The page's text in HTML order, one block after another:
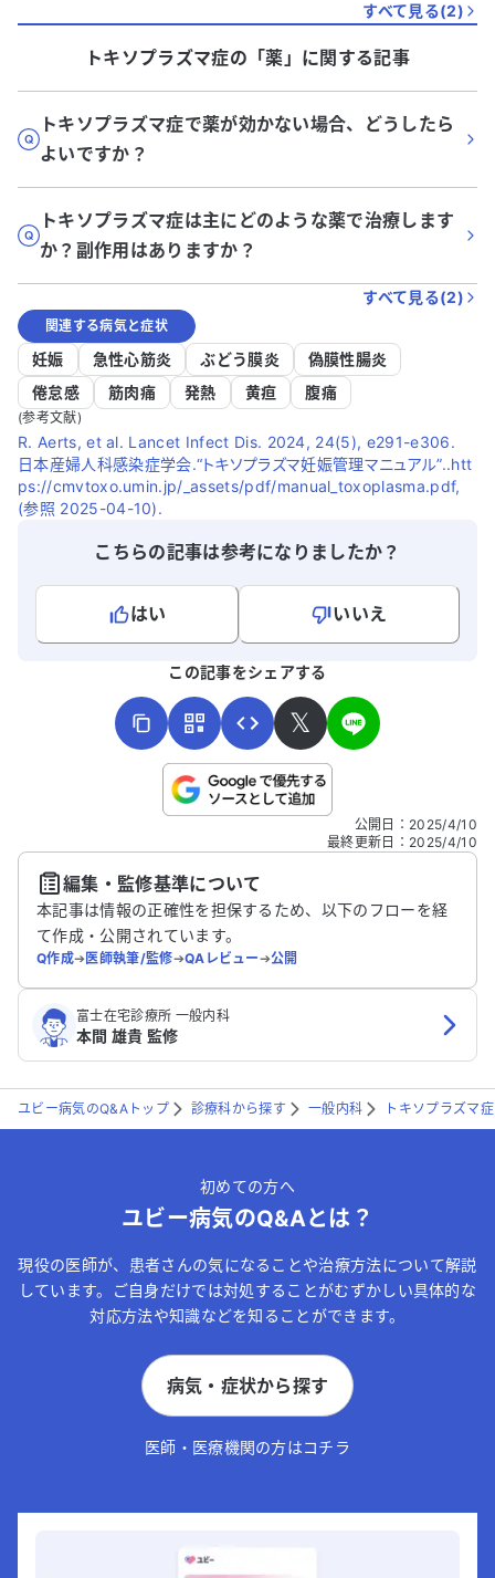
すべて見る(2)
トキソプラズマ症の「薬 」に関する記事
トキソプラズマ症で薬が効かない場合、どうしたら
よいですか？
トキソプラズマ症は主にどのような薬で治療します
か？副作用はありますか？
すべて見る(2)
関連する病気と症状
妊娠 急性心筋炎 ぶどう膜炎
偽膜性腸炎
倦怠感
筋肉痛 発熱 黄疸 腹痛
(参考文献)
R. Aerts, et al. Lancet Infect Dis. 2024, 24(5), e291-e306.
日本産婦人科感染症学会.“トキソプラズマ妊娠管理マニュアル”..htt
ps://cmvtoxo.umin.jp/_assets/pdf/manual_toxoplasma.pdf,
(参照 2025-04-10).
こちらの記事は参考になりましたか？
はい
いいえ
こちらは送信専用のフォームです。氏名やご自身の病気の詳細な
送信する
この記事をシェアする
𝕏
公開日 ： 2025/4/10
最終更新日 ： 2025/4/10
編集・監修基準について
本記事は情報の正確性を担保するため、以下のフローを経
て作成・公開されています。
Q作成➔医師執筆/監修➔QAレビュー➔公開
富士在宅診療所 一般内科
本間 雄貴 監修
ユビー病気のQ&Aトップ 診療科から探す 一般内科 トキソプラズマ症
初めての方へ
ユビー病気のQ&Aとは？
現役の医師が、患者さんの気になることや治療方法について解説
しています。ご自身だけでは対処することがむずかしい具体的な
対応方法や知識などを知ることができます。
病気・症状から探す
医師・医療機関の方はコチラ